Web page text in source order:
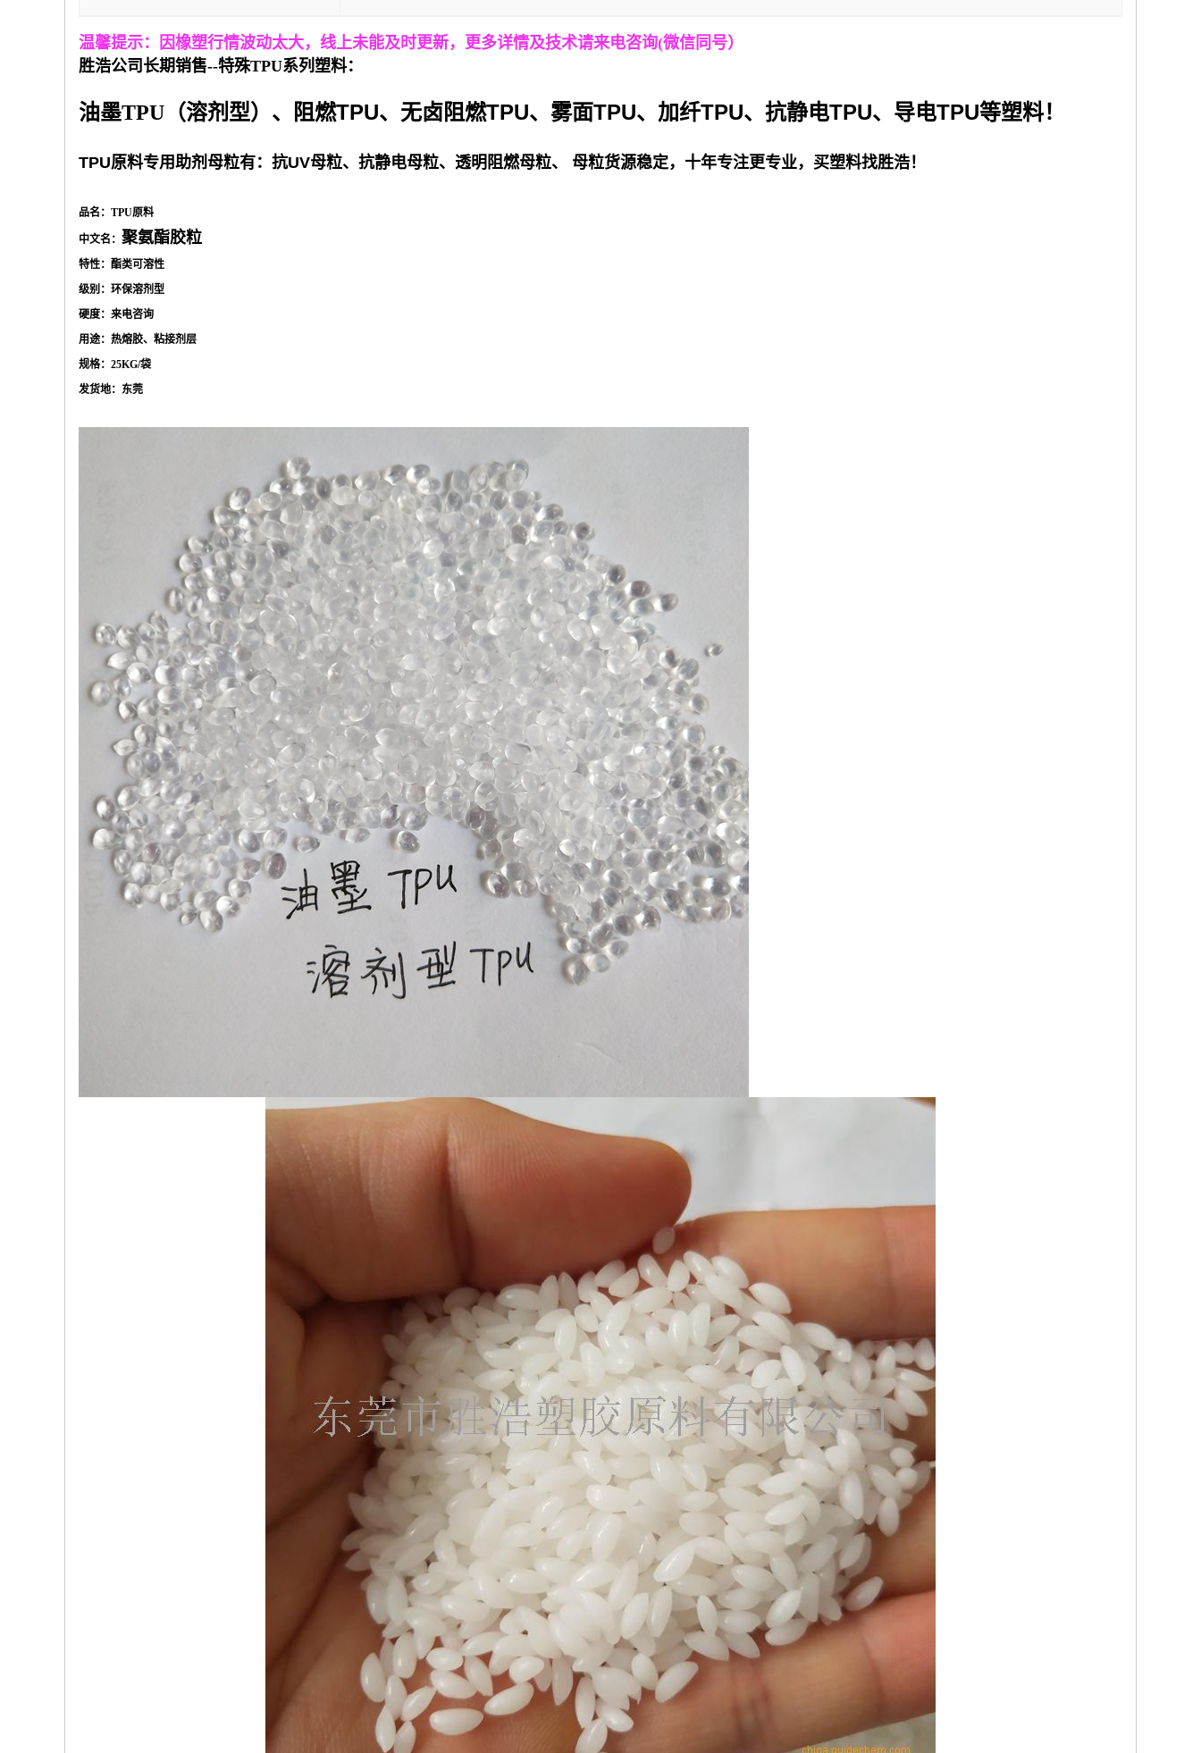
温馨提示：因橡塑行情波动太大，线上未能及时更新，更多详情及技术请来电咨询(微信同号）
胜浩公司 长期销售--特殊TPU系列塑料：
油墨TPU（溶剂型）、阻燃TPU、无卤阻燃TPU、雾面TPU、加纤TPU、抗静电TPU、导电TPU等塑料！
TPU原料专用助剂母粒有：抗UV母粒、抗静电母粒、透明阻燃母粒、 母粒货源稳定，十年专注更专业，买塑料找胜浩！
品名：TPU原料
中文名： 聚氨酯胶粒
特性：酯类可溶性
级别：环保溶剂型
硬度：来电咨询
用途： 热熔胶、粘接剂层
规格：25KG/袋
发货地：东莞